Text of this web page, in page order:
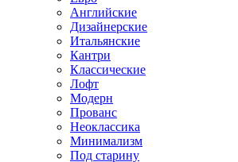
Английские
Дизайнерские
Итальянские
Кантри
Классические
Лофт
Модерн
Прованс
Неоклассика
Минимализм
Под старину